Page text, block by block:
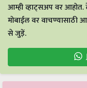
आम्ही व्हाट्सअप वर आहोत.
मोबाईल वर वाचण्यासाठी
से जुड़ें.